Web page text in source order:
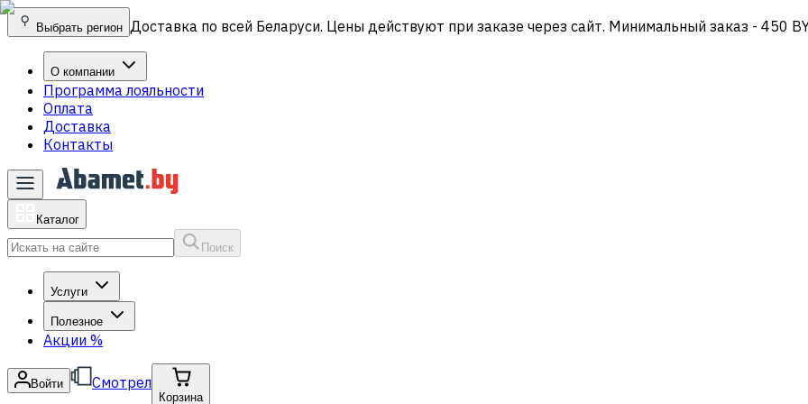
Выбрать регион Доставка по всей Беларуси. Цены действуют при заказе через сайт. Минимальный заказ - 450
О компании
Программа лояльности
Оплата
Доставка
Контакты
Каталог
Поиск
Услуги
Полезное
Акции %
Войти Смотрел
Корзина